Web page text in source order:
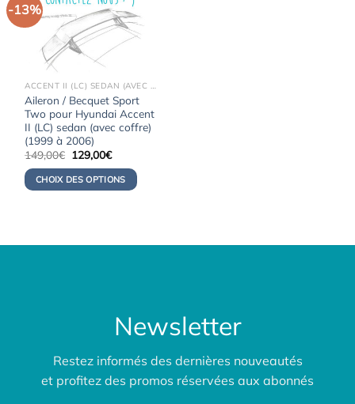
-13%
ACCENT II (LC) SEDAN (AVEC COFFRE) (1999-2006)
Aileron / Becquet Sport
Two pour Hyundai Accent
II (LC) sedan (avec coffre)
(1999 à 2006)
149,00€ Le
initial
était :
149,00€.
129,00€Le
actuel
est :
129,00€.
CHOIX DES OPTIONS
Newsletter
Restez informés des dernières nouveautés
et profitez des promos réservées aux abonnés